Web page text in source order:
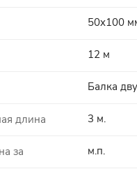
50x100
12 м
Балка
длина 3 м.
за м.п.